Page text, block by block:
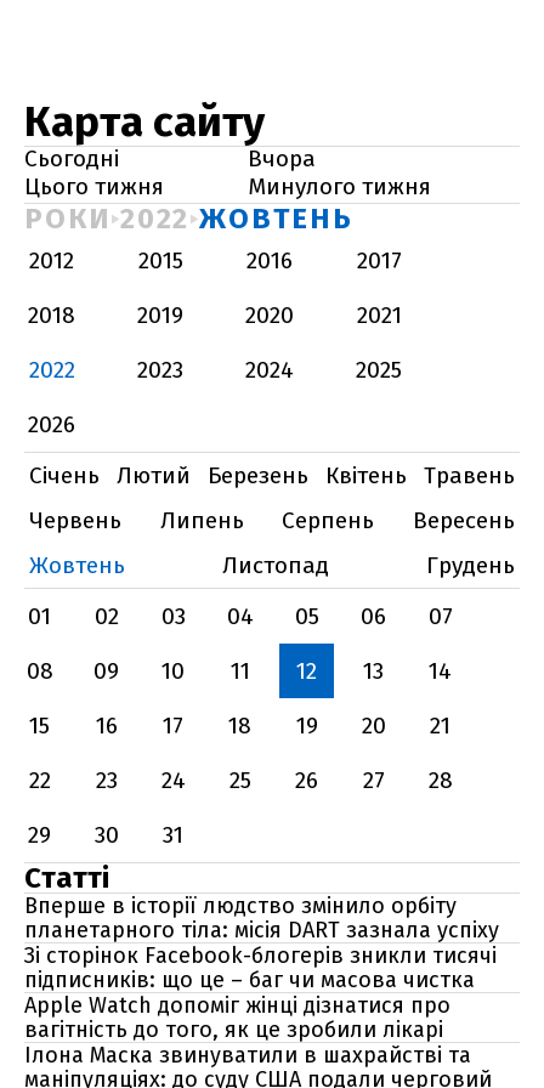
Карта сайту
Сьогодні
Вчора
Цього тижня
Минулого тижня
РОКИ 2022 ЖОВТЕНЬ
2012 2015 2016
2017
2018
2019 2020
2021
2022
2023 2024
2025
2026
Січень
Лютий Березень Квітень
Травень
Червень
Липень Серпень
Вересень
Жовтень
Листопад
Грудень
01
02 03 04 05 06
07
08
09 10 11 12 13
14
15
16 17 18 19 20
21
22
23 24 25 26 27
28
29
30 31
Статті
Вперше в історії людство змінило орбіту
планетарного тіла: місія DART зазнала успіху
Зі сторінок Facebook-блогерів зникли тисячі
підписників: що це – баг чи масова чистка
Apple Watch допоміг жінці дізнатися про
вагітність до того, як це зробили лікарі
Ілона Маска звинуватили в шахрайстві та
маніпуляціях: до суду США подали черговий